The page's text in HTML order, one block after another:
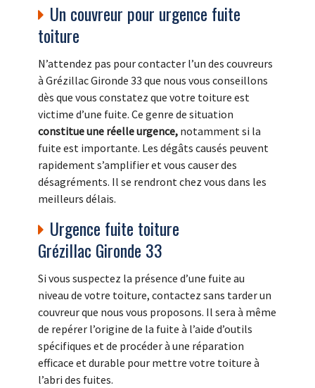
Un couvreur pour urgence fuite
toiture
N’attendez pas pour contacter l’un des couvreurs
à Grézillac Gironde 33 que nous vous conseillons
dès que vous constatez que votre toiture est
victime d’une fuite. Ce genre de situation
constitue une réelle urgence, notamment si la
fuite est importante. Les dégâts causés peuvent
rapidement s’amplifier et vous causer des
désagréments. Il se rendront chez vous dans les
meilleurs délais.
Urgence fuite toiture
Grézillac Gironde 33
Si vous suspectez la présence d’une fuite au
niveau de votre toiture, contactez sans tarder un
couvreur que nous vous proposons. Il sera à même
de repérer l’origine de la fuite à l’aide d’outils
spécifiques et de procéder à une réparation
efficace et durable pour mettre votre toiture à
l’abri des fuites.